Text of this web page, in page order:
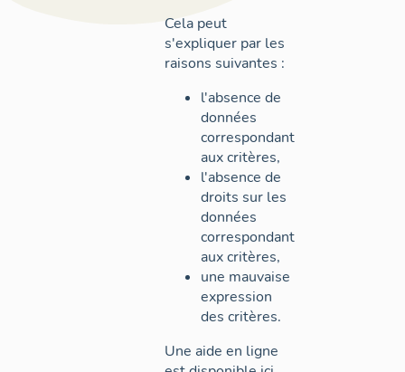
Cela peut
s'expliquer par les
raisons suivantes :
l'absence de
données
correspondant
aux critères,
l'absence de
droits sur les
données
correspondant
aux critères,
une mauvaise
expression
des critères.
Une aide en ligne